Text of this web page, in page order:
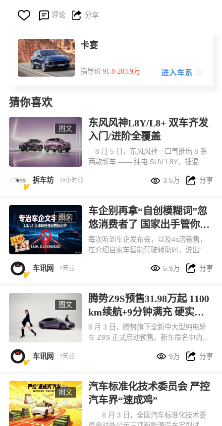
  评论  分享
卡宴
指导价 91.8-283.9万
猜你喜欢
图文
东风风神L8Y/L8+ 双车齐发
入门/进阶全覆盖
8 月 5 日，东风风神一口气推出 8 系
两款新车 —— 纯电 SUV L8Y、插混 SU
10 万级城市家用代步，另一款面向预算
拆车坊 16小时前  3.5万  分享
图文
车企别再拿“自创模糊词”忽
悠消费者了 国家出手管你们
来了
每次听到车企发布会，以及4s店销售，
在介绍自家车智能驾驶辅助时，说出“我
心生莫名反感。目前，国家标准只有从L
了！
车讯网 1天前  5.9万  分享
图文
腾势Z9S预售31.98万起 1100
km续航+9分钟满充 硬实力
拉满
8 月 3 日，腾势旗下全新中大型纯电轿
车 Z9S 正式启动预售。新车命名中的
行的科技豪华轿车，和腾势 Z9GT、百
术，组成品牌 9 系旗舰产品矩阵。本次
新车一共推出闪充尊荣型、闪充旗舰
型、易三方闪充性能型三款配置，预售
价格区间 31.98 万 - 38.98 万元，订车
用户还能享受多重预售专属福利。
车讯网 2天前  9万  分享
图文
汽车标准化技术委员会 严控
汽车界“速成鸡”
8 月 3 日，全国汽车标准化技术委